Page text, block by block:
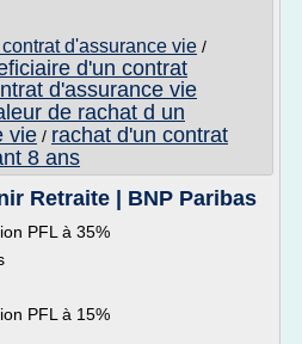
d'assurance vie /
d'un contrat
d'assurance vie
de rachat d un
vie / rachat d'un contrat
8 ans
Retraite | BNP Paribas
PFL à 35%
PFL à 15%